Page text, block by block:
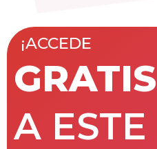
¡ACCEDE
GRATIS
A ESTE